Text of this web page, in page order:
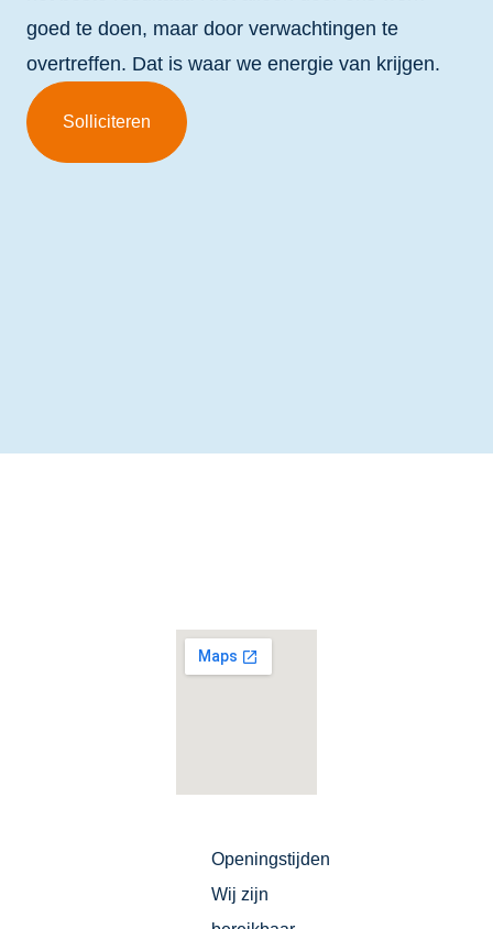
goed te doen, maar door verwachtingen te
overtreffen. Dat is waar we energie van krijgen.
Solliciteren
Openingstijden
Wij zijn